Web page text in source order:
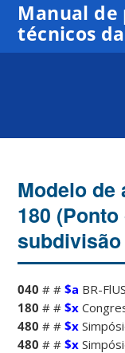
Manual de
técnicos da
Modelo de
180
040 # #$a BR-
180 # #$x
480 # #$x
480 # #$x